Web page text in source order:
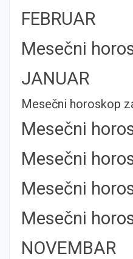
FEBRUAR
Mesečni
JANUAR
Mesečni horoskop
Mesečni
Mesečni
Mesečni
Mesečni
NOVEMBAR